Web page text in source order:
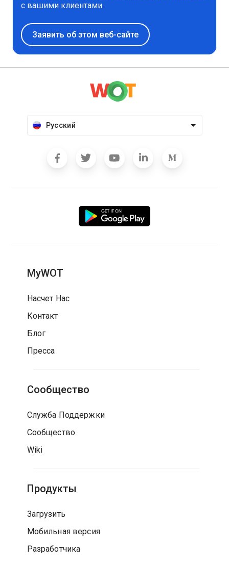
с вашими клиентами.
Заявить об этом веб-сайте
Русский
MyWOT
Насчет Нас
Контакт
Блог
Пресса
Сообщество
Служба Поддержки
Сообщество
Wiki
Продукты
Загрузить
Мобильная версия
Разработчика